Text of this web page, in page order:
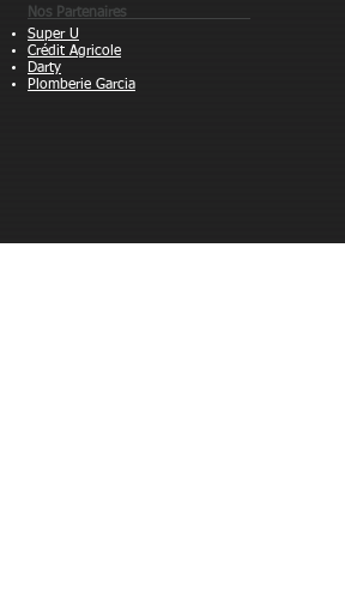
Nos Partenaires
Super U
Crédit Agricole
Darty
Plomberie Garcia